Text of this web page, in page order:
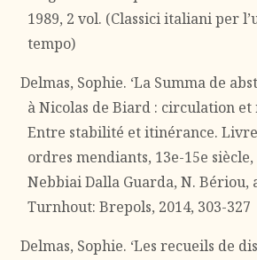
1989, 2 vol. (Classici italiani per
tempo)
Delmas, Sophie. ‘La Summa de
à Nicolas de Biard : circulation et
Entre stabilité et itinérance.
ordres mendiants, 13e-15e
Nebbiai Dalla Guarda, N. Bériou,
Turnhout: Brepols, 2014, 303-327
Delmas, Sophie. ‘Les recueils de